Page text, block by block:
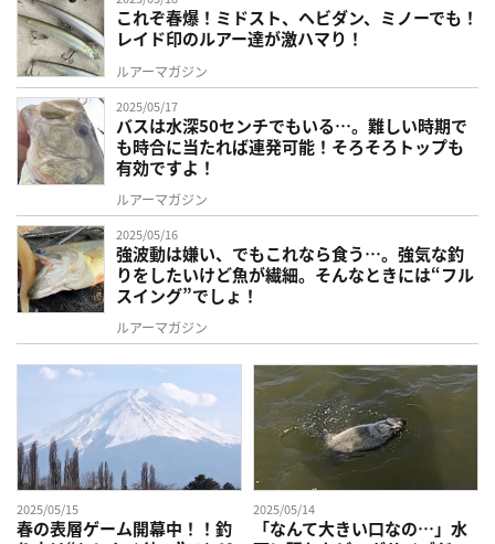
これぞ春爆！ミドスト、ヘビダン、ミノーでも！
レイド印のルアー達が激ハマり！
ルアーマガジン
2025/05/17
バスは水深50センチでもいる…。難しい時期で
も時合に当たれば連発可能！そろそろトップも
有効ですよ！
ルアーマガジン
2025/05/16
強波動は嫌い、でもこれなら食う…。強気な釣
りをしたいけど魚が繊細。そんなときには“フル
スイング”でしょ！
ルアーマガジン
2025/05/15
春の表層ゲーム開幕中！！釣
2025/05/14
「なんて大きい口なの…」水